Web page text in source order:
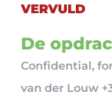
VERVULD
De
Confidential,
van der Louw